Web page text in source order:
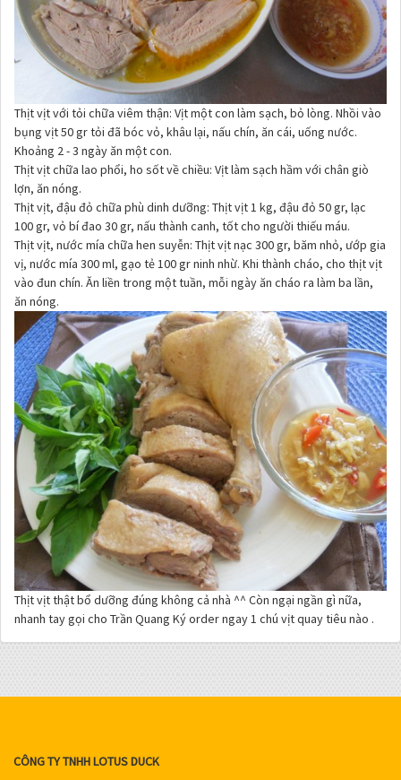
Thịt vịt với tỏi chữa viêm thận: Vịt một con làm sạch, bỏ lòng. Nhồi vào
bụng vịt 50 gr tỏi đã bóc vỏ, khâu lại, nấu chín, ăn cái, uống nước.
Khoảng 2 - 3 ngày ăn một con.
Thịt vịt chữa lao phổi, ho sốt về chiều: Vịt làm sạch hầm với chân giò
lợn, ăn nóng.
Thịt vịt, đậu đỏ chữa phù dinh dưỡng: Thịt vịt 1 kg, đậu đỏ 50 gr, lạc
100 gr, vỏ bí đao 30 gr, nấu thành canh, tốt cho người thiếu máu.
Thịt vịt, nước mía chữa hen suyễn: Thịt vịt nạc 300 gr, băm nhỏ, ướp gia
vị, nước mía 300 ml, gạo tẻ 100 gr ninh nhừ. Khi thành cháo, cho thịt vịt
vào đun chín. Ăn liền trong một tuần, mỗi ngày ăn cháo ra làm ba lần,
ăn nóng.
Thịt vịt thật bổ dưỡng đúng không cả nhà ^^ Còn ngại ngần gì nữa,
nhanh tay gọi cho Trần Quang Ký order ngay 1 chú vịt quay tiêu nào .
CÔNG TY TNHH LOTUS DUCK